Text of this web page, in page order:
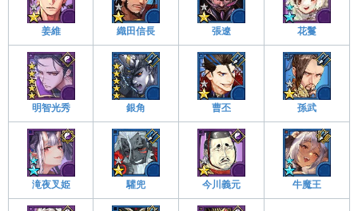
姜維 織田信長 張遼 花鬘
明智光秀 銀角 曹丕 孫武
滝夜叉姫 驩兜 今川義元 牛魔王